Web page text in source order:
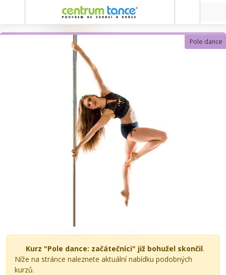
Pole dance
Kurz "Pole dance: začátečníci" již bohužel skončil.
Níže na stránce naleznete aktuální nabídku podobných
kurzů.